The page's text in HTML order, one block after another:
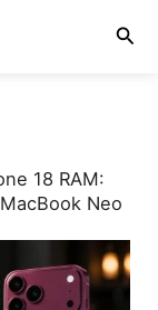
18 RAM:
Neo